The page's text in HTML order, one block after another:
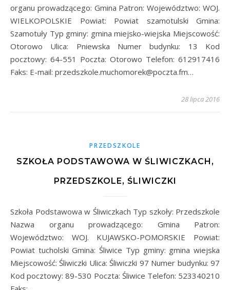
organu prowadzącego: Gmina Patron: Województwo: WOJ.
WIELKOPOLSKIE Powiat: Powiat szamotulski Gmina:
Szamotuły Typ gminy: gmina miejsko-wiejska Miejscowość:
Otorowo Ulica: Pniewska Numer budynku: 13 Kod
pocztowy: 64-551 Poczta: Otorowo Telefon: 612917416
Faks: E-mail: przedszkole.muchomorek@poczta.fm…
28 lipca 2016
PRZEDSZKOLE
SZKOŁA PODSTAWOWA W ŚLIWICZKACH,
PRZEDSZKOLE, ŚLIWICZKI
Szkoła Podstawowa w Śliwiczkach Typ szkoły: Przedszkole
Nazwa organu prowadzącego: Gmina Patron:
Województwo: WOJ. KUJAWSKO-POMORSKIE Powiat:
Powiat tucholski Gmina: Śliwice Typ gminy: gmina wiejska
Miejscowość: Śliwiczki Ulica: Śliwiczki 97 Numer budynku: 97
Kod pocztowy: 89-530 Poczta: Śliwice Telefon: 523340210